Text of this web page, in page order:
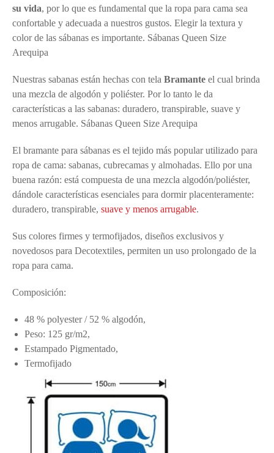
su vida, por lo que es fundamental que la ropa para cama sea
confortable y adecuada a nuestros gustos. Elegir la textura y
color de las sábanas es importante. Sábanas Queen Size
Arequipa
Nuestras sabanas están hechas con tela Bramante el cual brinda
una mezcla de algodón y poliéster. Por lo tanto le da
características a las sabanas: duradero, transpirable, suave y
menos arrugable. Sábanas Queen Size Arequipa
El bramante para sábanas es el tejido más popular utilizado para
ropa de cama: sabanas, cubrecamas y almohadas. Ello por una
buena razón: está compuesta de una mezcla algodón/poliéster,
dándole características esenciales para dormir placenteramente:
duradero, transpirable, suave y menos arrugable.
Sus colores firmes y termofijados, diseños exclusivos y
novedosos para Decotextiles, permiten un uso prolongado de la
ropa para cama.
Composición:
48 % polyester / 52 % algodón,
Peso: 125 gr/m2,
Estampado Pigmentado,
Termofijado